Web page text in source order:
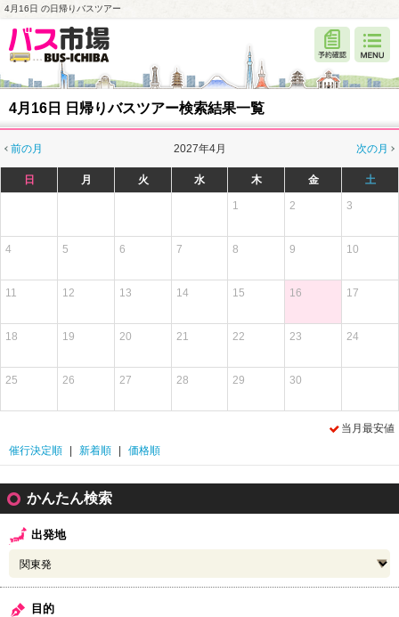
4月16日 の日帰りバスツアー
4月16日 日帰りバスツアー検索結果一覧
前の月 次の月
2027年4月
日 月 火 水 木 金 土
1 2 3
4 5 6 7 8 9 10
11 12 13 14 15 16 17
18 19 20 21 22 23 24
25 26 27 28 29 30
当月最安値
催行決定順
新着順 価格順
かんたん検索
出発地
目的